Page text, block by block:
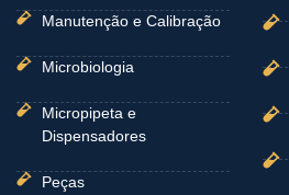
Manutenção e Calibração
Microbiologia
Micropipeta e
Dispensadores
Peças